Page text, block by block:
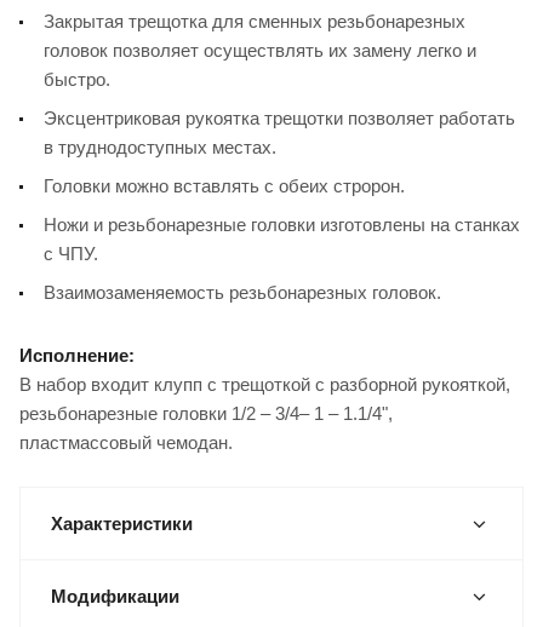
Закрытая трещотка для сменных резьбонарезных
головок позволяет осуществлять их замену легко и
быстро.
Эксцентриковая рукоятка трещотки позволяет работать
в труднодоступных местах.
Головки можно вставлять с обеих стророн.
Ножи и резьбонарезные головки изготовлены на станках
с ЧПУ.
Взаимозаменяемость резьбонарезных головок.
Исполнение:
В набор входит клупп с трещоткой с разборной рукояткой,
резьбонарезные головки 1/2 – 3/4– 1 – 1.1/4",
пластмассовый чемодан.
Характеристики
Модификации